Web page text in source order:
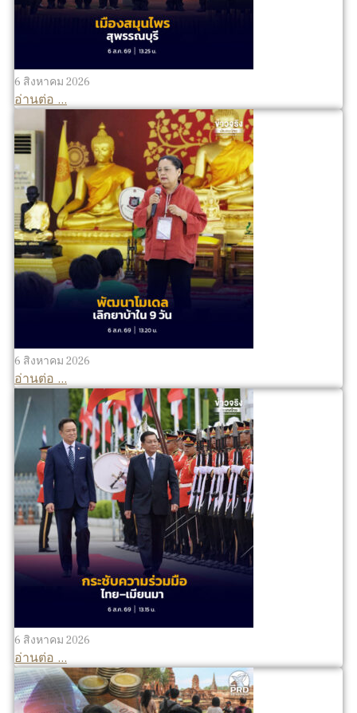
6 สิงหาคม 2026
อ่านต่อ ...
6 สิงหาคม 2026
อ่านต่อ ...
6 สิงหาคม 2026
อ่านต่อ ...